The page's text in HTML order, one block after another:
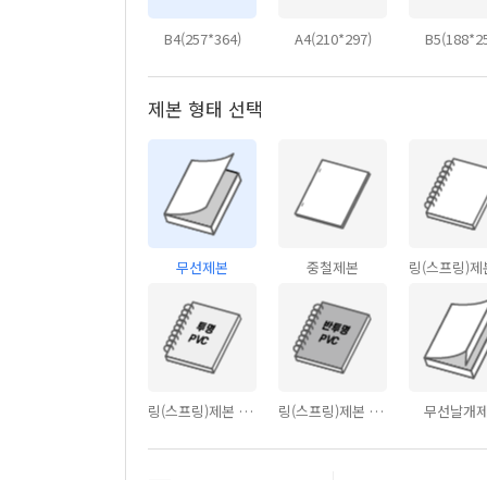
B4(257*364) A4(210*297)
제본 형태 선택
무선제본 중철제본
링(스프링)제본 - PVC투명커버 링(스프링)제본 - PVC반투명커버 무선날개